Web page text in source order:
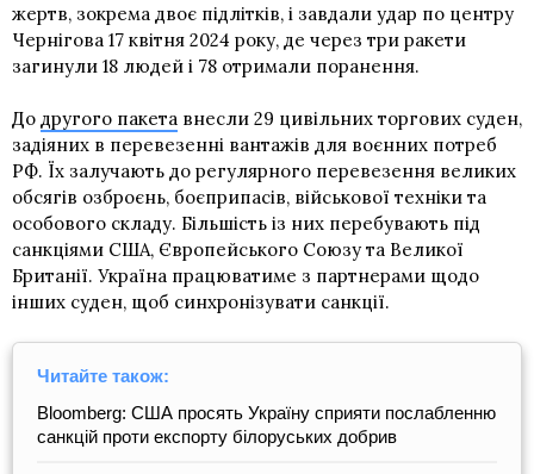
жертв, зокрема двоє підлітків, і завдали удар по центру
Чернігова 17 квітня 2024 року, де через три ракети
загинули 18 людей і 78 отримали поранення.
До другого пакета внесли 29 цивільних торгових суден,
задіяних в перевезенні вантажів для воєнних потреб
РФ. Їх залучають до регулярного перевезення великих
обсягів озброєнь, боєприпасів, військової техніки та
особового складу. Більшість із них перебувають під
санкціями США, Європейського Союзу та Великої
Британії. Україна працюватиме з партнерами щодо
інших суден, щоб синхронізувати санкції.
Читайте також:
Bloomberg: США просять Україну сприяти послабленню
санкцій проти експорту білоруських добрив